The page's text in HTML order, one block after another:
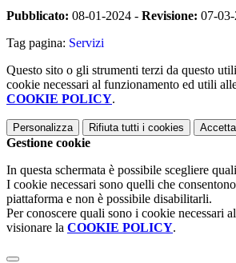
Pubblicato: 08-01-2024 - Revisione: 07-
Tag pagina: Servizi
Questo sito o gli strumenti terzi da questo
cookie necessari al funzionamento ed utili
COOKIE POLICY.
Personalizza Rifiuta tutti i cookies
Gestione cookie
In questa schermata è possibile scegliere
I cookie necessari sono quelli che
piattaforma e non è possibile disabilitarli.
Per conoscere quali sono i cookie necessari
visionare la COOKIE POLICY.